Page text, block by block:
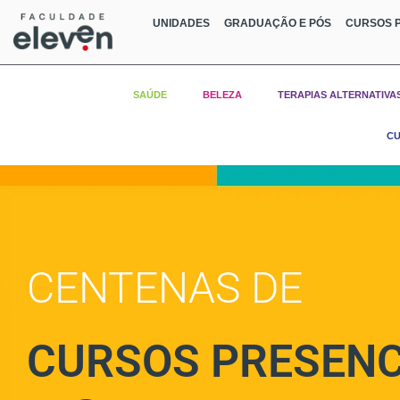
UNIDADES GRADUAÇÃO E PÓS CURSOS
SAÚDE BELEZA TERAPIAS
CENTENAS DE
CURSOS